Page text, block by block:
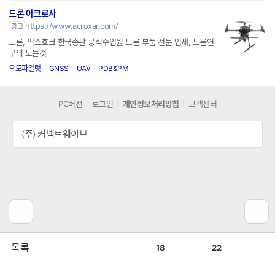
드론 아크로사
광고 https://www.acroxar.com/
드론, 픽스호크 한국총판 공식수입원 드론 부품 전문 업체, 드론연
구의 모든것
오토파일럿 GNSS UAV PDB&PM
PC버전 로그인 개인정보처리방침 고객센터
(주) 커넥트웨이브
목록 18 22